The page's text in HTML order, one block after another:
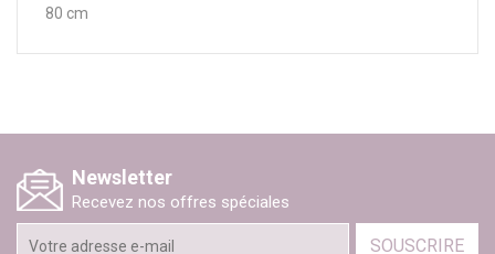
80 cm
Newsletter
Recevez nos offres spéciales
SOUSCRIRE